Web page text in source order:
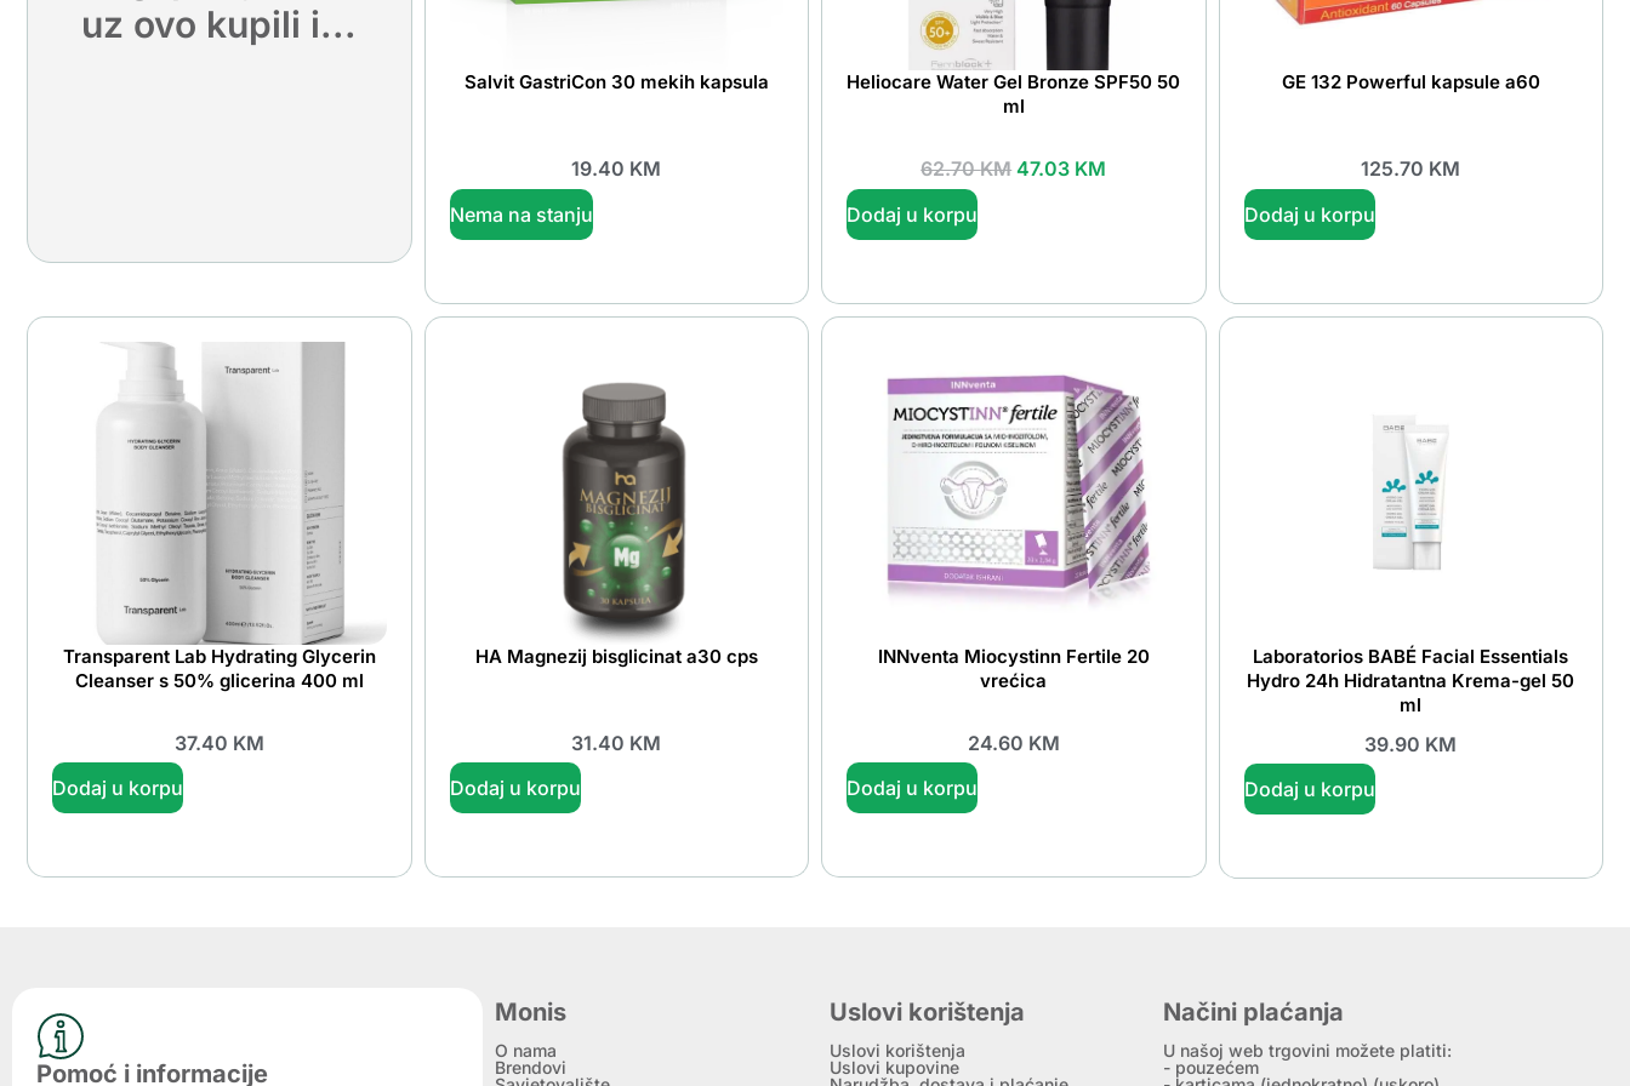
uz ovo kupili i...
Salvit GastriCon 30 mekih kapsula
19.40 KM
Nema na stanju
Heliocare Water Gel Bronze SPF50 50
ml
62.70KM 47.03 KM
Dodaj u korpu
GE 132 Powerful kapsule a60
125.70 KM
Dodaj u korpu
Transparent Lab Hydrating Glycerin
Cleanser s 50% glicerina 400 ml
37.40 KM
Dodaj u korpu
HA Magnezij bisglicinat a30 cps
31.40 KM
Dodaj u korpu
INNventa Miocystinn Fertile 20
vrećica
24.60 KM
Dodaj u korpu
Laboratorios BABÉ Facial Essentials
Hydro 24h Hidratantna Krema-gel 50
ml
39.90 KM
Dodaj u korpu
Pomoć i informacije
Monis
O nama
Brendovi
Uslovi korištenja
Uslovi korištenja
Uslovi kupovine
Načini plaćanja
U našoj web trgovini možete platiti:
- pouzećem